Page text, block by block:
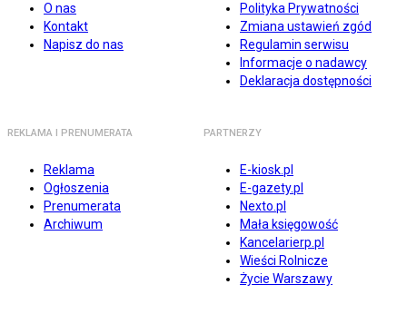
O nas
Kontakt
Napisz do nas
Polityka Prywatności
Zmiana ustawień zgód
Regulamin serwisu
Informacje o nadawcy
Deklaracja dostępności
REKLAMA I PRENUMERATA
Reklama
Ogłoszenia
Prenumerata
Archiwum
PARTNERZY
E-kiosk.pl
E-gazety.pl
Nexto.pl
Mała księgowość
Kancelarierp.pl
Wieści Rolnicze
Życie Warszawy